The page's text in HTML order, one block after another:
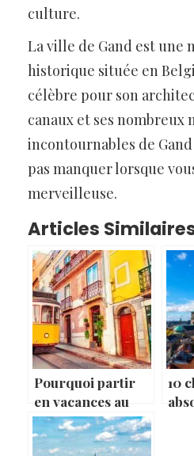
culture.
La ville de Gand est une
historique située en
célèbre pour son
canaux et ses nombreux
incontournables de
pas manquer lorsque
merveilleuse.
Articles
Pourquoi partir
en vacances au
Portugal ?
10